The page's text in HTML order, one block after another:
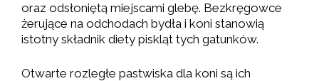
oraz odsłoniętą miejscami glebę. Bezkręgowce
żerujące na odchodach bydła i koni stanowią
istotny składnik diety piskląt tych gatunków.
Otwarte rozległe pastwiska dla koni są ich